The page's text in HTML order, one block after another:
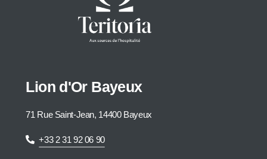
Lion d'Or Bayeux
71 Rue Saint-Jean, 14400 Bayeux
+33 2 31 92 06 90